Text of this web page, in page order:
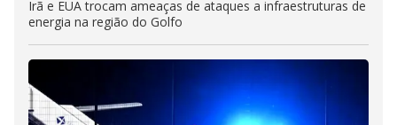
Irã e EUA trocam ameaças de ataques a infraestruturas de
energia na região do Golfo